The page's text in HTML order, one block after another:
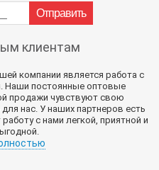
клиентам
компании является работа с
Наши постоянные оптовые
продажи чувствуют свою
нас. У наших партнеров есть
с нами легкой, приятной и